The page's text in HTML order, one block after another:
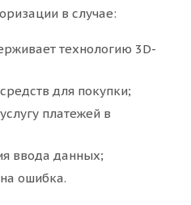
в случае:
технологию 3D-
для покупки;
платежей в
ввода данных;
ошибка.